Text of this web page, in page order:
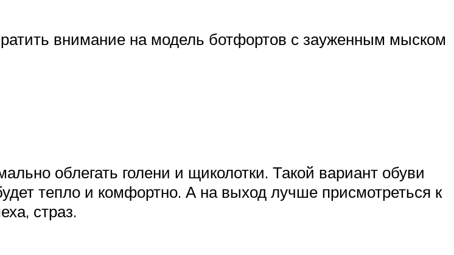
внимание на модель ботфортов с зауженным мыском
облегать голени и щиколотки. Такой вариант обуви
тепло и комфортно. А на выход лучше присмотреться к
страз.